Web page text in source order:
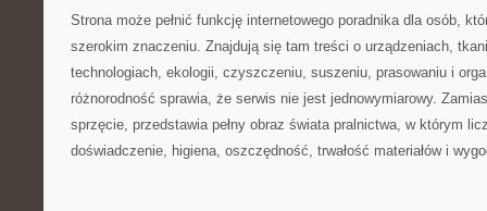
Strona może pełnić funkcję internetowego poradnika dla osób,
szerokim znaczeniu. Znajdują się tam treści o urządzeniach,
technologiach, ekologii, czyszczeniu, suszeniu, prasowaniu i
różnorodność sprawia, że serwis nie jest jednowymiarowy.
sprzęcie, przedstawia pełny obraz świata pralnictwa, w którym
doświadczenie, higiena, oszczędność, trwałość materiałów i